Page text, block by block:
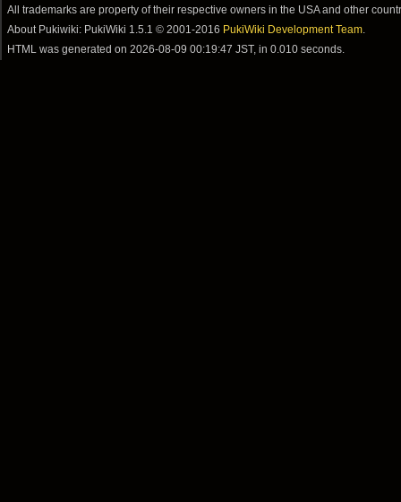
All trademarks are property of their respective owners in the USA and other
About Pukiwiki: PukiWiki 1.5.1 © 2001-2016 PukiWiki Development Team
HTML was generated on2026-08-09 00:19:47 JST, in 0.010 seconds.